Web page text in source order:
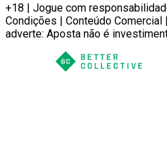
+18 | Jogue com
Condições | Conteúdo
adverte: Aposta não é